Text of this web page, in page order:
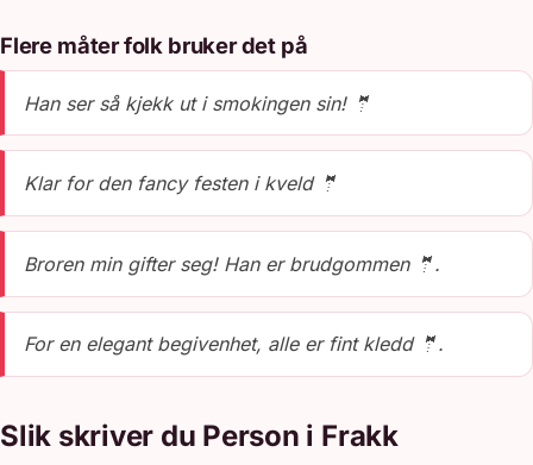
Flere måter folk bruker det på
Han ser så kjekk ut i smokingen sin! 🤵
Klar for den fancy festen i kveld 🤵
Broren min gifter seg! Han er brudgommen 🤵.
For en elegant begivenhet, alle er fint kledd 🤵.
Slik skriver du Person i Frakk